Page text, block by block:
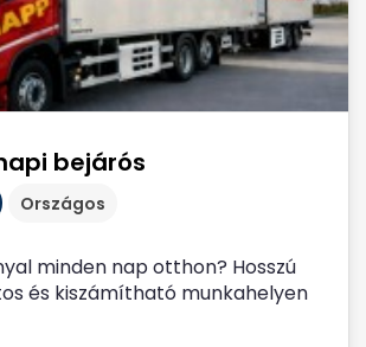
bejárós
Országos
minden nap otthon? Hosszú
és kiszámítható munkahelyen